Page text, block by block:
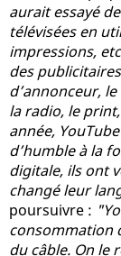
aurait essayé
télévisées en
impressions,
des
d’annonceur,
la radio, le
année,
d’humble à la
digitale, ils ont
changé leur
poursuivre :
consommation
du câble. On le